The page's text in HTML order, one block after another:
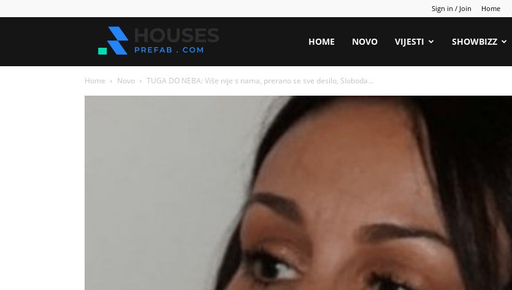
Sign in / Join Home
HOME NOVO VIJESTI SHOWBIZZ
Home Novo TUGA DO NEBA: Više nije s nama, prerano se sve desilo, Sloboda...